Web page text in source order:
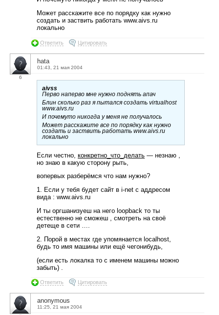
Может расскажите все по порядку как нужно
создать и заствить работать www.aivs.ru
локально
Ответить Цитировать
6
hata
01:43, 21 мая 2004
aivss
Перво наперво мне нужно поднять апач
Блин сколько раз я пытался создать virtualhost
www.aivs.ru
И почемуто никогда у меня не получалось
Может расскажите все по порядку как нужно
создать и заствить работать www.aivs.ru
локально
Если честно, конкретно_что_делать — незнаю ,
но знаю в какую сторону рыть,
вопервых разберёмся что нам нужно?
1. Если у тебя будет сайт в i-net с аддресом
вида : www.aivs.ru
И ты оргшанизуеш на него loopback то ты
естественно не сможеш , смотреть на своё
детеще в сети ….
2. Порой в местах где упомянается localhost,
будь то имя машины или ещё чегонибудь,
(если есть локалка то с именем машины можно
забыть) .
Ответить Цитировать
anonymous
11:25, 21 мая 2004